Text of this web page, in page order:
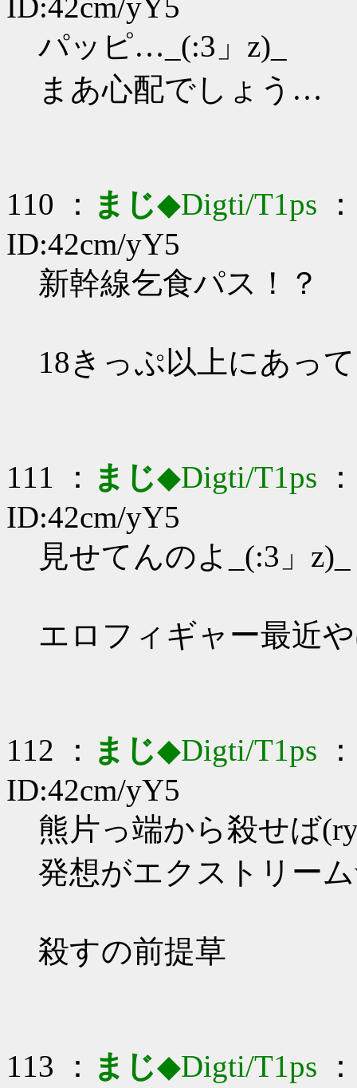
パッピ…_(:3」z)_
まあ心配でしょう…
110 ： まじ◆Digti/T1ps
ID:42cm/yY5
新幹線乞食パス！？
18きっぷ以上にあっ
111 ： まじ◆Digti/T1ps
ID:42cm/yY5
見せてんのよ_(:3」z)_
エロフィギャー最近
112 ： まじ◆Digti/T1ps
ID:42cm/yY5
熊片っ端から殺せば
発想がエクストリー
殺すの前提草
113 ： まじ◆Digti/T1ps